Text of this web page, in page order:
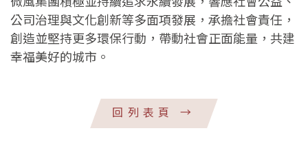
公司治理與文化創新等多面項發展，承擔社會責任，
創造並堅持更多環保行動，帶動社會正面能量，共建
幸福美好的城市。
回列表頁→